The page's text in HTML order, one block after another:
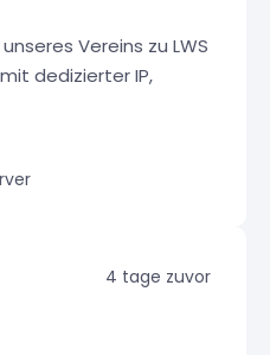
Vereins zu LWS
dedizierter IP,
4 tage zuvor